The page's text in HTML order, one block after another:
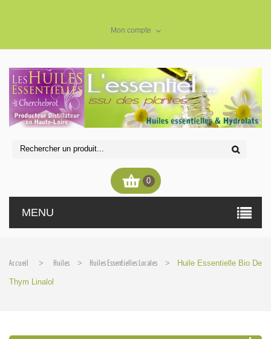
Mon compte
0
MENU
Accueil > Huiles > Huiles Essentielles Locales > Huile Essentielle Bio De
Thym Linalol